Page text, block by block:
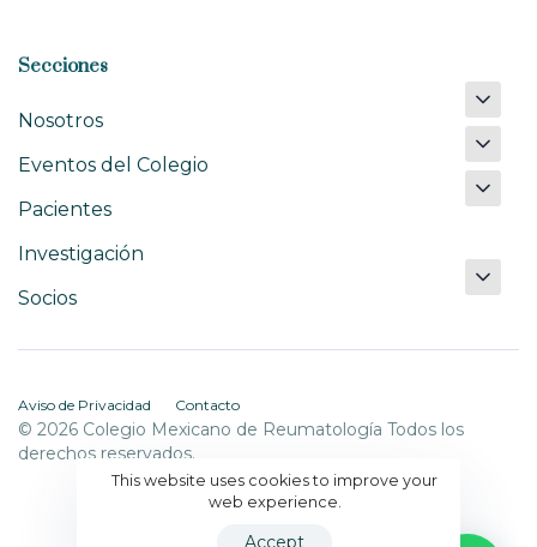
Secciones
Nosotros
Eventos del Colegio
Pacientes
Investigación
Socios
Aviso de Privacidad Contacto
© 2026 Colegio Mexicano de Reumatología Todos los
derechos reservados.
This website uses cookies to improve your
web experience.
Accept